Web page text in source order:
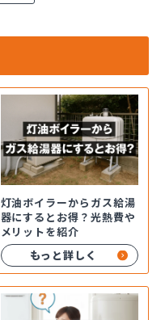
灯油ボイラーからガス給湯
器にするとお得？光熱費や
メリットを紹介
もっと詳しく